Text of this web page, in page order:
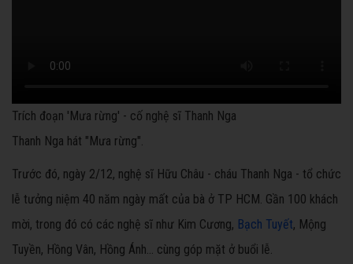
Trích đoạn 'Mưa rừng' - cố nghệ sĩ Thanh Nga
Thanh Nga hát "Mưa rừng".
Trước đó, ngày 2/12, nghệ sĩ Hữu Châu - cháu Thanh Nga - tổ chức
lễ tưởng niệm 40 năm ngày mất của bà ở TP HCM. Gần 100 khách
mời, trong đó có các nghệ sĩ như Kim Cương, Bạch Tuyết, Mộng
Tuyền, Hồng Vân, Hồng Ánh... cùng góp mặt ở buổi lễ.